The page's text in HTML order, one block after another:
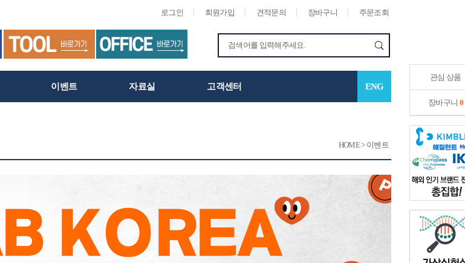
로그인 회원가입 견적문의 장바구니 주문조회
관심 상품
장바구니 0
이벤트 자료실 고객센터 ENG
HOME> 이벤트